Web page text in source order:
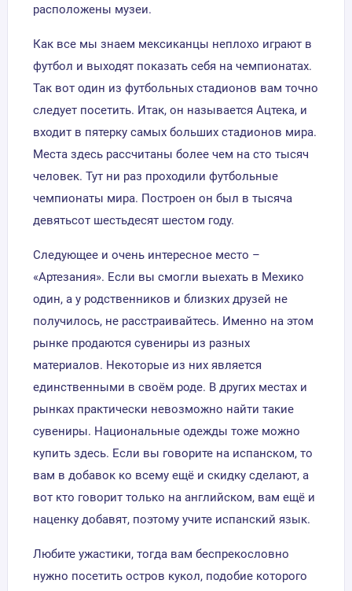
расположены музеи.
Как все мы знаем мексиканцы неплохо играют в
футбол и выходят показать себя на чемпионатах.
Так вот один из футбольных стадионов вам точно
следует посетить. Итак, он называется Ацтека, и
входит в пятерку самых больших стадионов мира.
Места здесь рассчитаны более чем на сто тысяч
человек. Тут ни раз проходили футбольные
чемпионаты мира. Построен он был в тысяча
девятьсот шестьдесят шестом году.
Следующее и очень интересное место –
«Артезания». Если вы смогли выехать в Мехико
один, а у родственников и близких друзей не
получилось, не расстраивайтесь. Именно на этом
рынке продаются сувениры из разных
материалов. Некоторые из них является
единственными в своём роде. В других местах и
рынках практически невозможно найти такие
сувениры. Национальные одежды тоже можно
купить здесь. Если вы говорите на испанском, то
вам в добавок ко всему ещё и скидку сделают, а
вот кто говорит только на английском, вам ещё и
наценку добавят, поэтому учите испанский язык.
Любите ужастики, тогда вам беспрекословно
нужно посетить остров кукол, подобие которого